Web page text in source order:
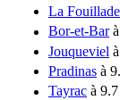
La Fouillade
Bor-et-Barà
Jouqueviel
Pradinas à
Tayrac à